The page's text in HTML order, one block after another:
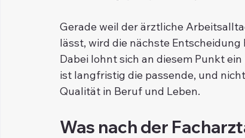
Gerade weil der ärztliche
lässt, wird die nächste
Dabei lohnt sich an diesem Punkt
ist langfristig die passende, und
Qualität in Beruf und Leben.
Was nach der